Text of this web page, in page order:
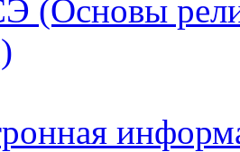
(Основы